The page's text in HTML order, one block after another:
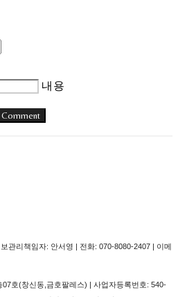
내용
Comment
관리책임자: 안서영 | 전화: 070-8080-2407 | 이메
호(창신동,금호팔레스) | 사업자등록번호: 540-